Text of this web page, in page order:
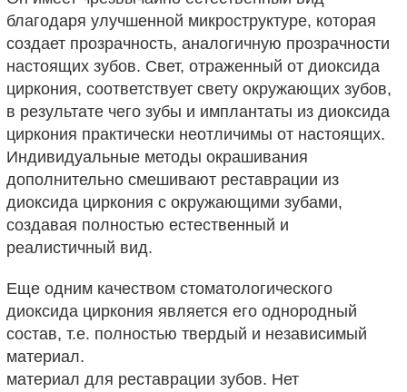
благодаря улучшенной микроструктуре, которая
создает прозрачность, аналогичную прозрачности
настоящих зубов. Свет, отраженный от диоксида
циркония, соответствует свету окружающих зубов,
в результате чего зубы и имплантаты из диоксида
циркония практически неотличимы от настоящих.
Индивидуальные методы окрашивания
дополнительно смешивают реставрации из
диоксида циркония с окружающими зубами,
создавая полностью естественный и
реалистичный вид.
Еще одним качеством стоматологического
диоксида циркония является его однородный
состав, т.е. полностью твердый и независимый
материал.
материал для реставрации зубов. Нет